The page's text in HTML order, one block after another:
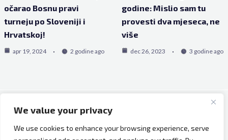
We value your privacy
We use cookies to enhance your browsing experience, serve
očarao Bosnu pravi
turneju po Sloveniji i
Hrvatskoj!
apr 19, 2024 2 godine ago
godine: Mislio sam tu
provesti dva mjeseca, ne
više
dec 26, 2023 3 godine ago
Copyright © 2026 Bh Dijaspora.
O nama